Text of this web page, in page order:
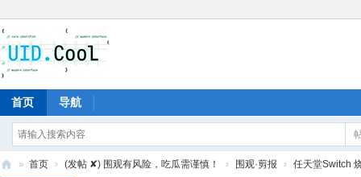
首页 导航
» 首页 › (发帖 ✘) 围观有风险，吃瓜需谨慎！ › 围观·剪报 › 任天堂Switch